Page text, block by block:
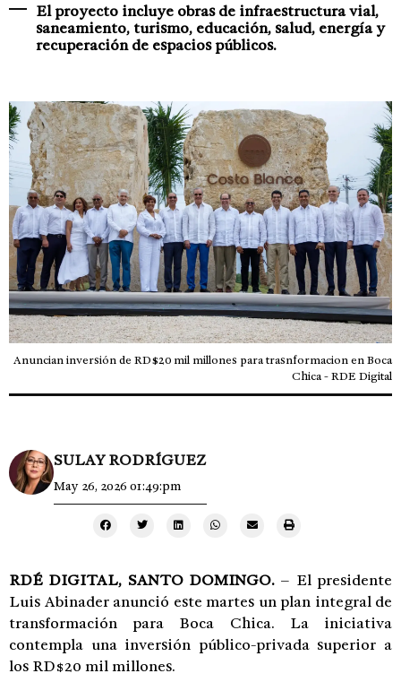
El proyecto incluye obras de infraestructura vial,
saneamiento, turismo, educación, salud, energía y
recuperación de espacios públicos.
Anuncian inversión de RD$20 mil millones para trasnformacion en Boca
Chica - RDE Digital
SULAY RODRÍGUEZ
May 26, 2026 01:49:pm
RDÉ DIGITAL, SANTO DOMINGO. – El presidente
Luis Abinaderanunció este martes un plan integral de
transformación para Boca Chica. La iniciativa
contempla una inversión público-privada superior a
los RD$20 mil millones.